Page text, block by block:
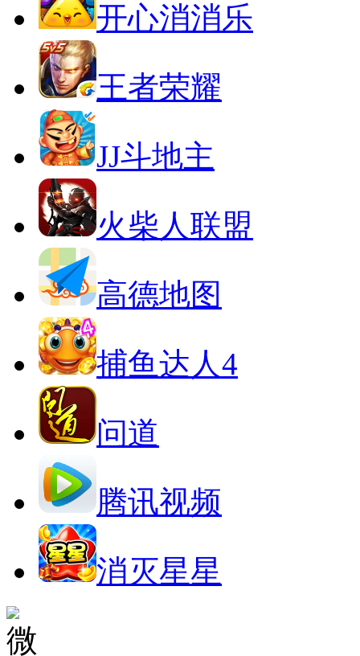
开心消消乐
王者荣耀
JJ斗地主
火柴人联盟
高德地图
捕鱼达人4
问道
腾讯视频
消灭星星